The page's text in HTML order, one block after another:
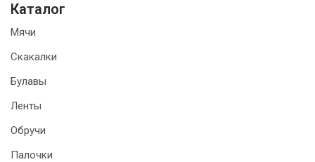
Каталог
Мячи
Скакалки
Булавы
Ленты
Обручи
Палочки